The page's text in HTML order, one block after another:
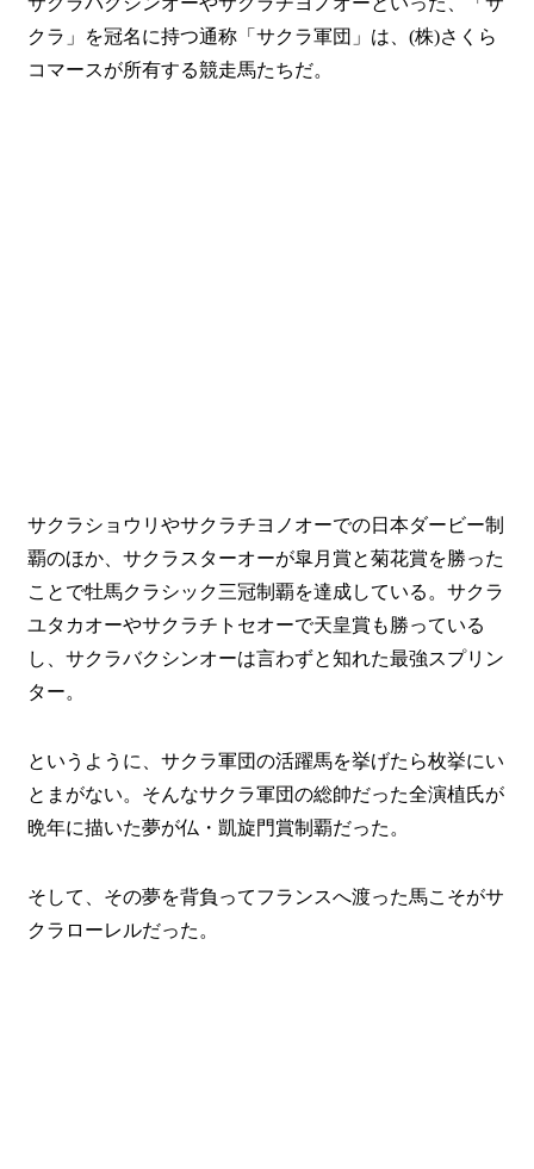
クラ」を冠名に持つ通称「サクラ軍団」は、(株)さくら
コマースが所有する競走馬たちだ。
サクラショウリやサクラチヨノオーでの日本ダービー制
覇のほか、サクラスターオーが皐月賞と菊花賞を勝った
ことで牡馬クラシック三冠制覇を達成している。サクラ
ユタカオーやサクラチトセオーで天皇賞も勝っている
し、サクラバクシンオーは言わずと知れた最強スプリン
ター。
というように、サクラ軍団の活躍馬を挙げたら枚挙にい
とまがない。そんなサクラ軍団の総帥だった全演植氏が
晩年に描いた夢が仏・凱旋門賞制覇だった。
そして、その夢を背負ってフランスへ渡った馬こそがサ
クラローレルだった。